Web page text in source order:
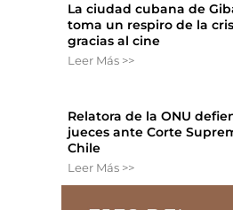
La ciudad cubana de
toma un respiro de la
gracias al cine
Leer Más >>
Relatora de la ONU
jueces ante Corte
Chile
Leer Más >>